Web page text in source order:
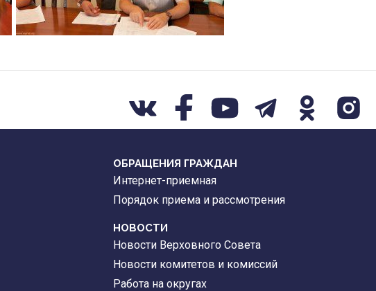
ОБРАЩЕНИЯ ГРАЖДАН
Интернет-приемная
Порядок приема и рассмотрения
НОВОСТИ
Новости Верховного Совета
Новости комитетов и комиссий
Работа на округах